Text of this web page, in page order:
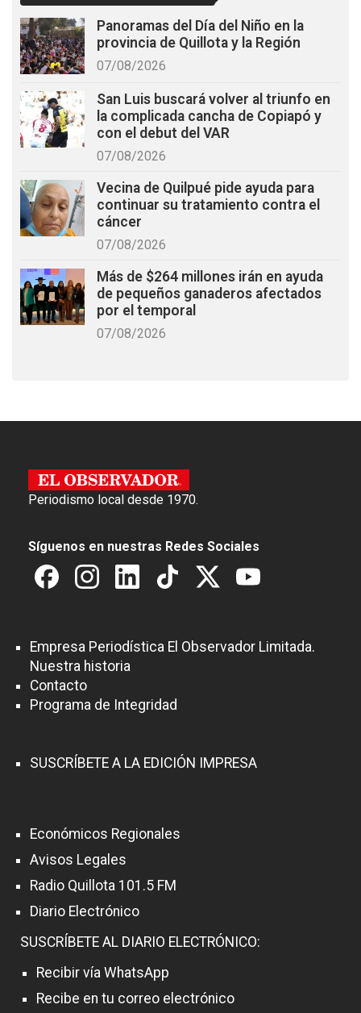
Panoramas del Día del Niño en la
provincia de Quillota y la Región
07/08/2026
San Luis buscará volver al triunfo en
la complicada cancha de Copiapó y
con el debut del VAR
07/08/2026
Vecina de Quilpué pide ayuda para
continuar su tratamiento contra el
cáncer
07/08/2026
Más de $264 millones irán en ayuda
de pequeños ganaderos afectados
por el temporal
07/08/2026
Periodismo local desde 1970.
Síguenos en nuestras Redes Sociales
Empresa Periodística El Observador Limitada.
Nuestra historia
Contacto
Programa de Integridad
SUSCRÍBETE A LA EDICIÓN IMPRESA
Económicos Regionales
Avisos Legales
Radio Quillota 101.5 FM
Diario Electrónico
SUSCRÍBETE AL DIARIO ELECTRÓNICO:
Recibir vía WhatsApp
Recibe en tu correo electrónico